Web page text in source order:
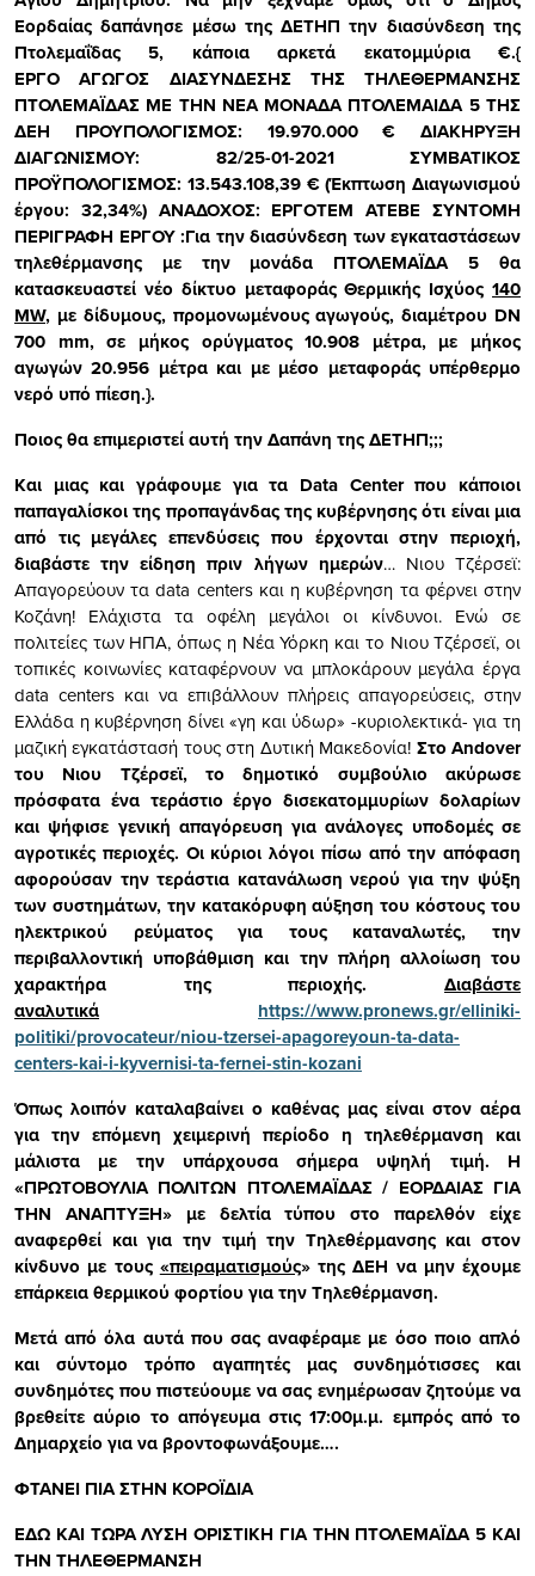
Εορδαίας δαπάνησε μέσω της ΔΕΤΗΠ την διασύνδεση της
Πτολεμαΐδας 5, κάποια αρκετά εκατομμύρια €.{
ΕΡΓΟ ΑΓΩΓΟΣ ΔΙΑΣΥΝΔΕΣΗΣ ΤΗΣ ΤΗΛΕΘΕΡΜΑΝΣΗΣ
ΠΤΟΛΕΜΑΪΔΑΣ ΜΕ ΤΗΝ ΝΕΑ ΜΟΝΑΔΑ ΠΤΟΛΕΜΑΙΔΑ 5 ΤΗΣ
ΔΕΗ ΠΡΟΥΠΟΛΟΓΙΣΜΟΣ: 19.970.000 € ΔΙΑΚΗΡΥΞΗ
ΔΙΑΓΩΝΙΣΜΟY: 82/25-01-2021 ΣΥΜΒΑΤΙΚΟΣ
ΠΡΟΫΠΟΛΟΓΙΣΜΟΣ: 13.543.108,39 €(Έκπτωση Διαγωνισμού
έργου: 32,34%) ΑΝΑΔΟΧΟΣ: ΕΡΓΟΤΕΜ ΑΤΕΒΕ ΣΥΝΤΟΜΗ
ΠΕΡΙΓΡΑΦΗ ΕΡΓΟΥ :Για την διασύνδεση των εγκαταστάσεων
τηλεθέρμανσης με την μονάδα ΠΤΟΛΕΜΑΪΔΑ 5 θα
κατασκευαστεί νέο δίκτυο μεταφοράς Θερμικής Ισχύος 140
MW, με δίδυμους, προμονωμένους αγωγούς, διαμέτρου DN
700 mm, σε μήκος ορύγματος10.908 μέτρα, με μήκος
αγωγών20.956 μέτρα και με μέσο μεταφοράς υπέρθερμο
νερό υπό πίεση.}.
Ποιος θα επιμεριστεί αυτή την Δαπάνη της ΔΕΤΗΠ;;;
Και μιας και γράφουμε για τα Data Centerπου κάποιοι
παπαγαλίσκοι της προπαγάνδας της κυβέρνησης ότι είναι μια
από τις μεγάλες επενδύσεις που έρχονται στην περιοχή,
διαβάστε την είδηση πριν λήγων ημερών… Νιου Τζέρσεϊ:
Απαγορεύουν τα data centers και η κυβέρνηση τα φέρνει στην
Κοζάνη! Ελάχιστα τα οφέλη μεγάλοι οι κίνδυνοι. Ενώ σε
πολιτείες των ΗΠΑ, όπως η Νέα Υόρκη και το Νιου Τζέρσεϊ, οι
τοπικές κοινωνίες καταφέρνουν να μπλοκάρουν μεγάλα έργα
data centers και να επιβάλλουν πλήρεις απαγορεύσεις, στην
Ελλάδα η κυβέρνηση δίνει «γη και ύδωρ» -κυριολεκτικά- για τη
μαζική εγκατάστασή τους στη Δυτική Μακεδονία! Στο Andover
του Νιου Τζέρσεϊ, το δημοτικό συμβούλιο ακύρωσε
πρόσφατα ένα τεράστιο έργο δισεκατομμυρίων δολαρίων
και ψήφισε γενική απαγόρευση για ανάλογες υποδομές σε
αγροτικές περιοχές. Οι κύριοι λόγοι πίσω από την απόφαση
αφορούσαν την τεράστια κατανάλωση νερού για την ψύξη
των συστημάτων, την κατακόρυφη αύξηση του κόστους του
ηλεκτρικού ρεύματος για τους καταναλωτές, την
περιβαλλοντική υποβάθμιση και την πλήρη αλλοίωση του
χαρακτήρα της περιοχής.
Διαβάστε
αναλυτικά
https://www.pronews.gr/elliniki-
politiki/provocateur/niou-tzersei-apagoreyoun-ta-data-
centers-kai-i-kyvernisi-ta-fernei-stin-kozani
Όπως λοιπόν καταλαβαίνει ο καθένας μας είναι στον αέρα
για την επόμενη χειμερινή περίοδο η τηλεθέρμανση και
μάλιστα με την υπάρχουσα σήμερα υψηλή τιμή. Η
«ΠΡΩΤΟΒΟΥΛΙΑ ΠΟΛΙΤΩΝ ΠΤΟΛΕΜΑΪΔΑΣ / ΕΟΡΔΑΙΑΣ ΓΙΑ
ΤΗΝ ΑΝΑΠΤΥΞΗ» με δελτία τύπου στο παρελθόν είχε
αναφερθεί και για την τιμή την Τηλεθέρμανσης και στον
κίνδυνο με τους «πειραματισμούς» της ΔΕΗ να μην έχουμε
επάρκεια θερμικού φορτίου για την Τηλεθέρμανση.
Μετά από όλα αυτά που σας αναφέραμε με όσο ποιο απλό
και σύντομο τρόπο αγαπητές μας συνδημότισσες και
συνδημότες που πιστεύουμε να σας ενημέρωσαν ζητούμε να
βρεθείτε αύριο το απόγευμα στις 17:00μ.μ. εμπρός από το
Δημαρχείο για να βροντοφωνάξουμε….
ΦΤΑΝΕΙ ΠΙΑ ΣΤΗΝ ΚΟΡΟΪΔΙΑ
ΕΔΩ ΚΑΙ ΤΩΡΑ ΛΥΣΗ ΟΡΙΣΤΙΚΗ ΓΙΑ ΤΗΝ ΠΤΟΛΕΜΑΪΔΑ 5 ΚΑΙ
ΤΗΝ ΤΗΛΕΘΕΡΜΑΝΣΗ